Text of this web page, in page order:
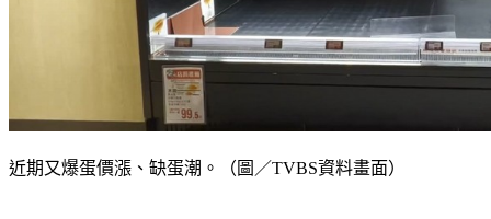
近期又爆蛋價漲、缺蛋潮。（圖／TVBS資料畫面）